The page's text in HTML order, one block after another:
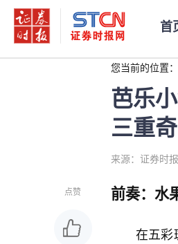
首
您当前的位置：
芭乐
三重
来源：证券时
点赞 前奏：水
在五彩